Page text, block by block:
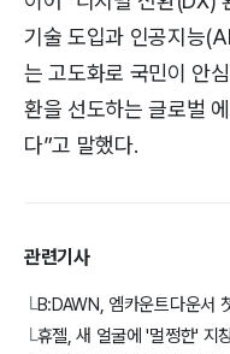
기술 도입과 인공지능
는 고도화로 국민이 안
환을 선도하는 글로벌
다”고 말했다.
관련기사
└B:DAWN, 엠카운트다운서
└휴젤, 새 얼굴에 '멀쩡한' 지